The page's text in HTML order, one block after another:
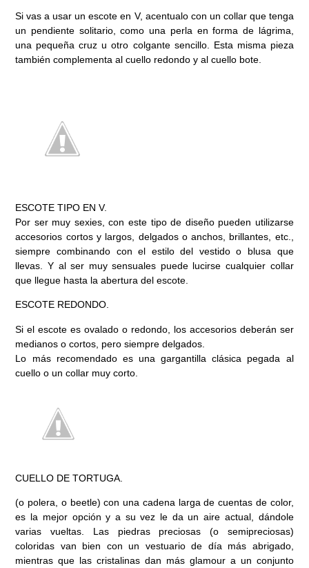
Si vas a usar un escote en V, acentualo con un collar que tenga
un pendiente solitario, como una perla en forma de lágrima,
una pequeña cruz u otro colgante sencillo. Esta misma pieza
también complementa al cuello redondo y al cuello bote.
ESCOTE TIPO EN V.
Por ser muy sexies, con este tipo de diseño pueden utilizarse
accesorios cortos y largos, delgados o anchos, brillantes, etc.,
siempre combinando con el estilo del vestido o blusa que
llevas. Y al ser muy sensuales puede lucirse cualquier collar
que llegue hasta la abertura del escote.
ESCOTE REDONDO.
Si el escote es ovalado o redondo, los accesorios deberán ser
medianos o cortos, pero siempre delgados.
Lo más recomendado es una gargantilla clásica pegada al
cuello o un collar muy corto.
CUELLO DE TORTUGA.
(o polera, o beetle) con una cadena larga de cuentas de color,
es la mejor opción y a su vez le da un aire actual, dándole
varias vueltas. Las piedras preciosas (o semipreciosas)
coloridas van bien con un vestuario de día más abrigado,
mientras que las cristalinas dan más glamour a un conjunto